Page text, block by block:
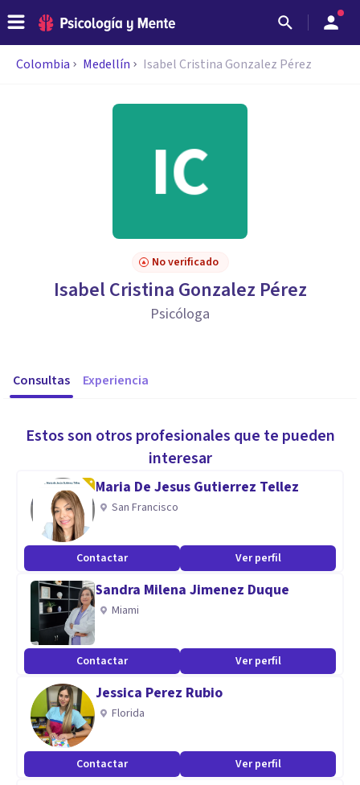
Colombia Medellín Isabel Cristina Gonzalez Pérez
No verificado
Isabel Cristina Gonzalez Pérez
Psicóloga
Consultas Experiencia
Estos son otros profesionales que te pueden
interesar
Maria De Jesus Gutierrez Tellez
San Francisco
Contactar Ver perfil
Sandra Milena Jimenez Duque
Miami
Contactar Ver perfil
Jessica Perez Rubio
Florida
Contactar Ver perfil